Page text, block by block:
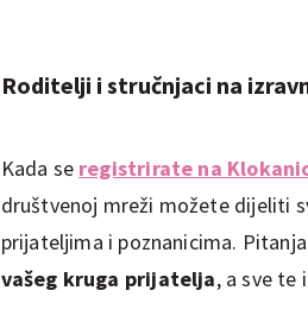
Roditelji i stručnjaci na
Kada se registrirate na
društvenoj mreži možete dijeliti
prijateljima i poznanicima.
vašeg kruga prijatelja, a sve te